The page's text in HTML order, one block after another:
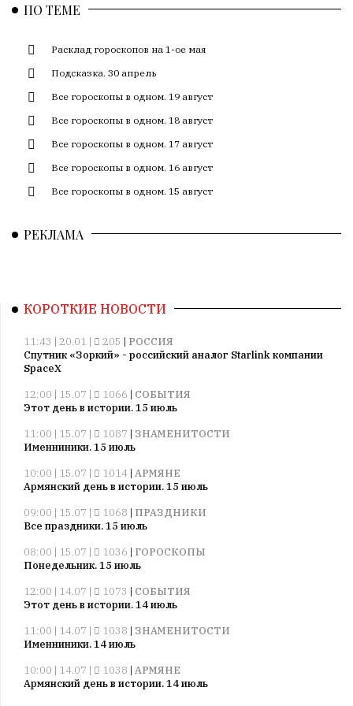
ПО ТЕМЕ
Расклад гороскопов на 1-ое мая
Подсказка. 30 апрель
Все гороскопы в одном. 19 август
Все гороскопы в одном. 18 август
Все гороскопы в одном. 17 август
Все гороскопы в одном. 16 август
Все гороскопы в одном. 15 август
РЕКЛАМА
КОРОТКИЕ НОВОСТИ
11:43 | 20.01 | 205 | РОССИЯ
Спутник «Зоркий» - российский аналог Starlink компании
SpaceX
12:00 | 15.07 |
1066 | СОБЫТИЯ
Этот день в истории. 15 июль
11:00 | 15.07 |
1087 | ЗНАМЕНИТОСТИ
Именниники. 15 июль
10:00 | 15.07 |
1014 | АРМЯНЕ
Армянский день в истории. 15 июль
09:00 | 15.07 |
1068 | ПРАЗДНИКИ
Все праздники. 15 июль
08:00 | 15.07 |
1036 | ГОРОСКОПЫ
Понедельник. 15 июль
12:00 | 14.07 |
1073 | СОБЫТИЯ
Этот день в истории. 14 июль
11:00 | 14.07 |
1038 | ЗНАМЕНИТОСТИ
Именниники. 14 июль
10:00 | 14.07 |
1038 | АРМЯНЕ
Армянский день в истории. 14 июль